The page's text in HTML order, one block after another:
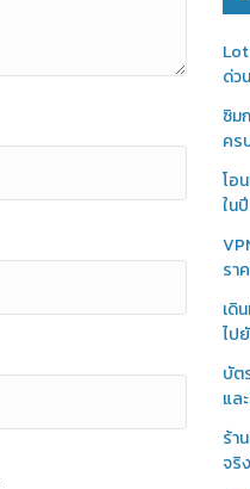
ด่ว
ซิม
คร
โอ
ใน
รา
เดิ
ไป
บัต
แล
ร้า
จริ